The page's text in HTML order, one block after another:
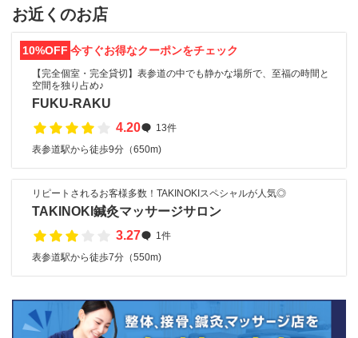
お近くのお店
10%OFF 今すぐお得なクーポンをチェック
【完全個室・完全貸切】表参道の中でも静かな場所で、至福の時間と
空間を独り占め♪
FUKU-RAKU
4.20
13件
表参道駅から徒歩9分（650m)
リピートされるお客様多数！TAKINOKIスペシャルが人気◎
TAKINOKI鍼灸マッサージサロン
3.27
1件
表参道駅から徒歩7分（550m)